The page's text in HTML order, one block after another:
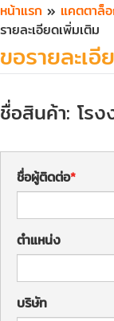
หน้าแรก » แคตตาล็
รายละเอียดเพิ่มเติม
ขอรายละเ
ชื่อสินค้า: โร
ชื่อผู้ติดต่อ
ตำแหน่ง
บริษัท